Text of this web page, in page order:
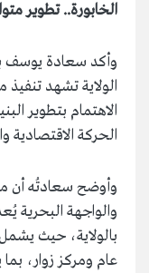
الخابورة.. تطوير
وأكد سعادة يوسف
الولاية تشهد
الاهتمام بتطوير
الحركة الاقتصادية
وأوضح سعادتُه أن
والواجهة البحرية
بالولاية، حيث
عام ومركز زوار،